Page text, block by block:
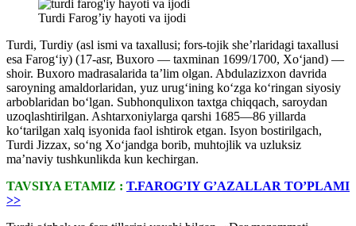
Turdi Farog’iy hayoti va ijodi
Turdi, Turdiy (asl ismi va taxallusi; fors-tojik she’rlaridagi taxallusi
esa Farog‘iy) (17-asr, Buxoro — taxminan 1699/1700, Xo‘jand) —
shoir. Buxoro madrasalarida ta’lim olgan. Abdulazizxon davrida
saroyning amaldorlaridan, yuz urug‘ining ko‘zga ko‘ringan siyosiy
arboblaridan bo‘lgan. Subhonqulixon taxtga chiqqach, saroydan
uzoqlashtirilgan. Ashtarxoniylarga qarshi 1685—86 yillarda
ko‘tarilgan xalq isyonida faol ishtirok etgan. Isyon bostirilgach,
Turdi Jizzax, so‘ng Xo‘jandga borib, muhtojlik va uzluksiz
ma’naviy tushkunlikda kun kechirgan.
TAVSIYA ETAMIZ : T.FAROG’IY G’AZALLAR TO’PLAMI
>>